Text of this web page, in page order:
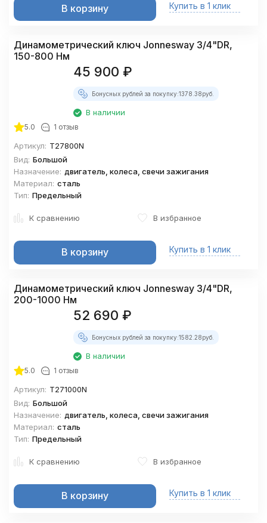
В корзину Купить в 1 клик
Динамометрический ключ Jonnesway 3/4"DR,
150-800 Нм
45 900 ₽
Бонусных рублей за покупку:1378.38руб.
В наличии
5.0 1 отзыв
Артикул: T27800N
Вид: Большой
Назначение: двигатель, колеса, свечи зажигания
Материал: сталь
Тип: Предельный
К сравнению В избранное
В корзину Купить в 1 клик
Динамометрический ключ Jonnesway 3/4"DR,
200-1000 Нм
52 690 ₽
Бонусных рублей за покупку:1582.28руб.
В наличии
5.0 1 отзыв
Артикул: T271000N
Вид: Большой
Назначение: двигатель, колеса, свечи зажигания
Материал: сталь
Тип: Предельный
К сравнению В избранное
В корзину Купить в 1 клик